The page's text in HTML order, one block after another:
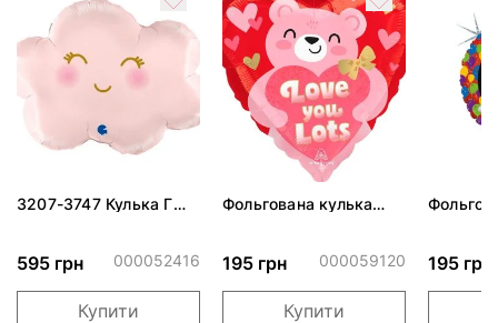
3207-3747 Кулька Г
595 грн 000052416
Купити
Фольгована кулька
195 грн 000059120
Купити
195 грн